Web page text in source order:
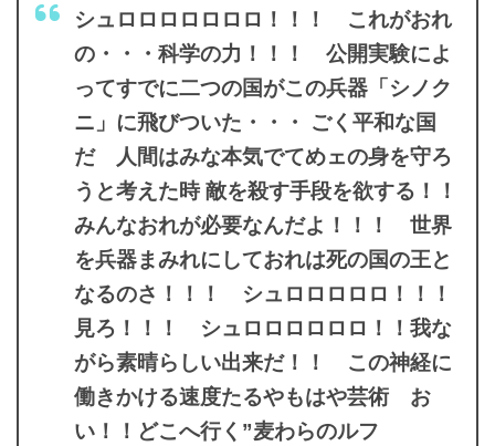
シュロロロロロロロ！！！ これがおれ
の・・・科学の力！！！ 公開実験によ
ってすでに二つの国がこの兵器「シノク
ニ」に飛びついた・・・ ごく平和な国
だ 人間はみな本気でてめェの身を守ろ
うと考えた時 敵を殺す手段を欲する！！
みんなおれが必要なんだよ！！！ 世界
を兵器まみれにしておれは死の国の王と
なるのさ！！！ シュロロロロロ！！！
見ろ！！！ シュロロロロロロ！！我な
がら素晴らしい出来だ！！ この神経に
働きかける速度たるやもはや芸術 お
い！！どこへ行く”麦わらのルフ